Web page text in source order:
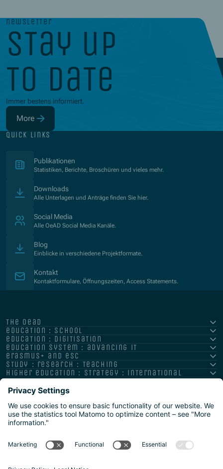
newsletter
stay up
to date
Immer bestens informiert.
More
(Opens in new window)
quick links
Publikationen
Statistiken, Berichte, Broschüren und vieles mehr.
Downloads
Alle Unterlagen und Anträge finden Sie hier.
Social Media
Alle OeAD Social Media Kanäle.
Blog
Einblicke in verschiedene Projektformate.
Kontakt
Kontaktformulare, Öffnungszeiten, Access Statements.
the oead
education : school
education : digitisation
education system : advancing it
erasmus+ and esc
study : research : teaching
higher education : strategy : international
Datenschutz